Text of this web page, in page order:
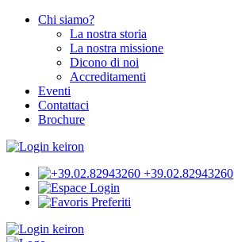
Chi siamo?
La nostra storia
La nostra missione
Dicono di noi
Accreditamenti
Eventi
Contattaci
Brochure
+39.02.82943260
Login
Preferiti